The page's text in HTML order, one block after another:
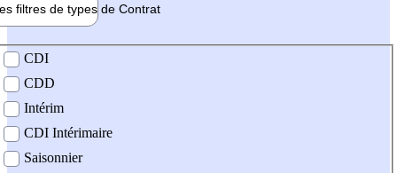
filtres de types de Contrat
contrat
CDI
CDD
Intérim
CDI Intérimaire
Saisonnier